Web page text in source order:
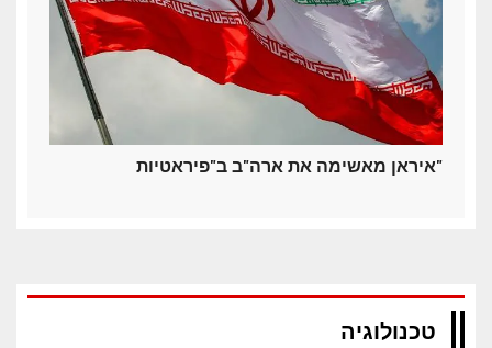
איראן מאשימה את ארה"ב ב"פיראטיות"
טכנולוגיה